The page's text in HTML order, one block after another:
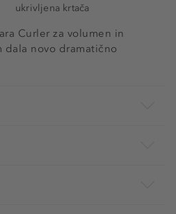
Curler za volumen in
dala novo dramatično
ukrivljena krtača